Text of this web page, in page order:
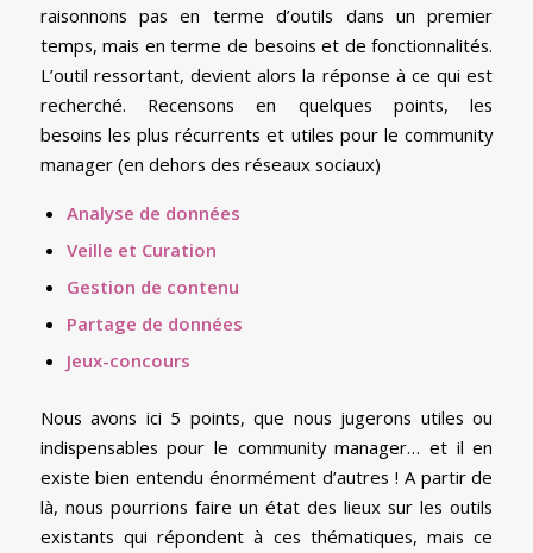
raisonnons pas en terme d’outils dans un premier
temps, mais en terme de besoins et de fonctionnalités.
L’outil ressortant, devient alors la réponse à ce qui est
recherché. Recensons en quelques points, les
besoins les plus récurrents et utiles pour le community
manager (en dehors des réseaux sociaux)
Analyse de données
Veille et Curation
Gestion de contenu
Partage de données
Jeux-concours
Nous avons ici 5 points, que nous jugerons utiles ou
indispensables pour le community manager… et il en
existe bien entendu énormément d’autres ! A partir de
là, nous pourrions faire un état des lieux sur les outils
existants qui répondent à ces thématiques, mais ce